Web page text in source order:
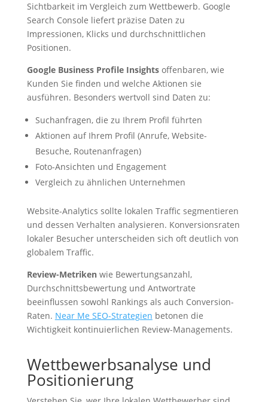
Sichtbarkeit im Vergleich zum Wettbewerb. Google
Search Console liefert präzise Daten zu
Impressionen, Klicks und durchschnittlichen
Positionen.
Google Business Profile Insightsoffenbaren, wie
Kunden Sie finden und welche Aktionen sie
ausführen. Besonders wertvoll sind Daten zu:
Suchanfragen, die zu Ihrem Profil führten
Aktionen auf Ihrem Profil (Anrufe, Website-
Besuche, Routenanfragen)
Foto-Ansichten und Engagement
Vergleich zu ähnlichen Unternehmen
Website-Analytics sollte lokalen Traffic segmentieren
und dessen Verhalten analysieren. Konversionsraten
lokaler Besucher unterscheiden sich oft deutlich von
globalem Traffic.
Review-Metrikenwie Bewertungsanzahl,
Durchschnittsbewertung und Antwortrate
beeinflussen sowohl Rankings als auch Conversion-
Raten. Near Me SEO-Strategien betonen die
Wichtigkeit kontinuierlichen Review-Managements.
Wettbewerbsanalyse und
Positionierung